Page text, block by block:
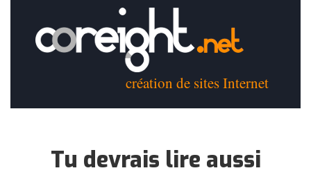
création de sites Internet
Tu devrais lire aussi